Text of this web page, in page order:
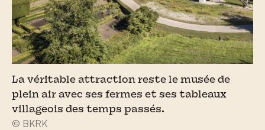
La véritable attraction reste le musée de
plein air avec ses fermes et ses tableaux
villageois des temps passés.
© BKRK